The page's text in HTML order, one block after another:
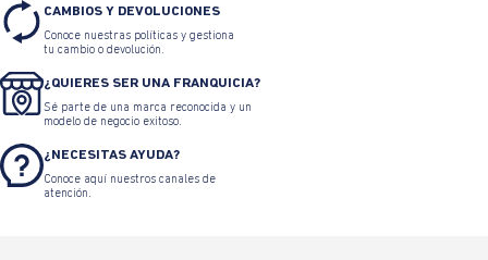
Jeans Vintage para Mujer •Jeans Jegging para Mujer
Jeans Tiro Alto para Mujer •Jeans Negros para Mujer
• Jeans Rotos para Mujer
CAMBIOS Y DEVOLUCIONES
Conoce nuestras políticas y gestiona
tu cambio o devolución.
¿QUIERES SER UNA FRANQUICIA?
Sé parte de una marca reconocida y un
modelo de negocio exitoso.
¿NECESITAS AYUDA?
Conoce aquí nuestros canales de
atención.